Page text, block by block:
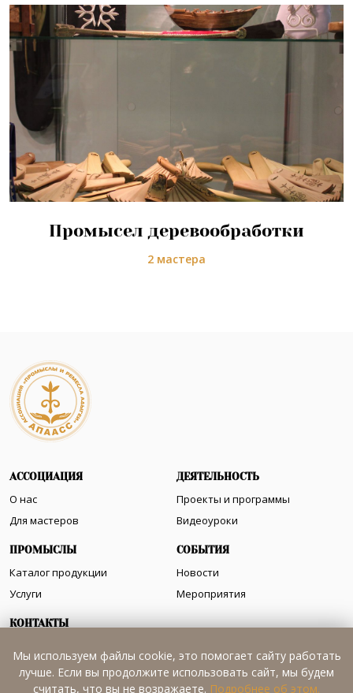
Промысел деревообработки
2 мастера
АССОЦИАЦИЯ
О нас
Для мастеров
ДЕЯТЕЛЬНОСТЬ
Проекты и программы
Видеоуроки
ПРОМЫСЛЫ
Каталог продукции
Услуги
СОБЫТИЯ
Новости
Мероприятия
КОНТАКТЫ
Мы используем файлы cookie, это помогает сайту работать
лучше. Если вы продолжите использовать сайт, мы будем
считать, что вы не возражаете. Подробнее об этом.